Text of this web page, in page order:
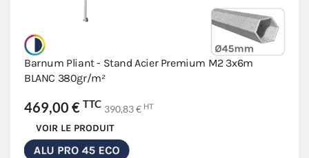
Barnum Pliant - Stand Acier Premium M2 3x6m
BLANC 380gr/m²
469,00 € TTC 390,83 € HT
VOIR LE PRODUIT